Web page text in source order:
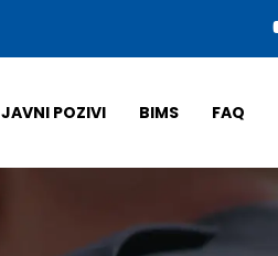
JAVNI POZIVI BIMS FAQ